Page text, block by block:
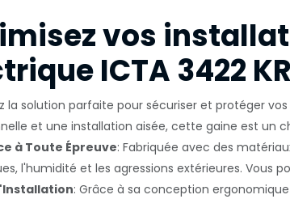
vos
ICTA 3422
la solution parfaite pour sécuriser et protéger
et une installation aisée, cette gaine est un
à Toute Épreuve: Fabriquée avec des
l'humidité et les agressions extérieures. Vous
: Grâce à sa conception